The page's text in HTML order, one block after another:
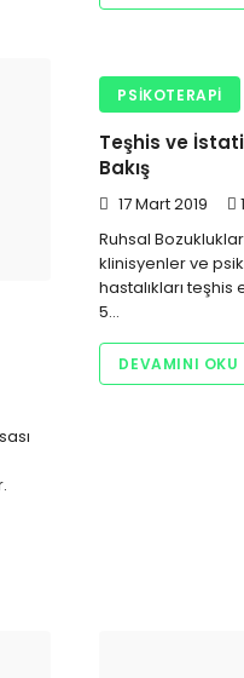
PSIKOTERAPI
Teşhis ve
Bakış
17 Mart 2019
Ruhsal
klinisyenler ve
hastalıkları teşhis
5…
DEVAMINI OKU